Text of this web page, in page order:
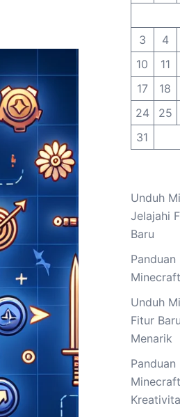
3
4
10
11
17
18
24
25
31
Unduh
Jelajahi
Baru
Unduh
Fitur
Menarik